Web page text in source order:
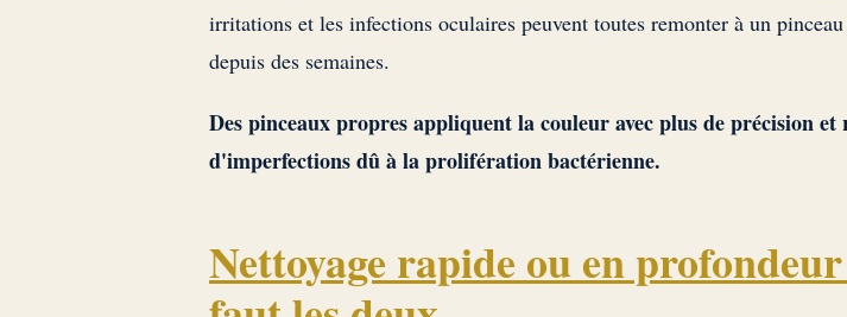
irritations et les infections oculaires peuvent toutes remonter à un
depuis des semaines.
Des pinceaux propres appliquent la couleur avec plus de précision
d'imperfections dû à la prolifération bactérienne.
Nettoyage rapide ou en